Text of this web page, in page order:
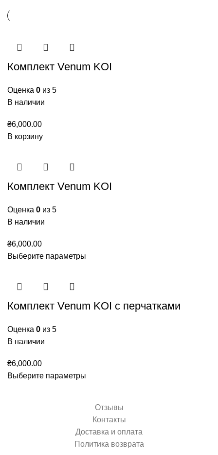
Комплект Venum KOI
Оценка 0 из 5
В наличии
₴6,000.00
В корзину
Комплект Venum KOI
Оценка 0 из 5
В наличии
₴6,000.00
Выберите параметры
Комплект Venum KOI с перчатками
Оценка 0 из 5
В наличии
₴6,000.00
Выберите параметры
Отзывы
Контакты
Доставка и оплата
Политика возврата